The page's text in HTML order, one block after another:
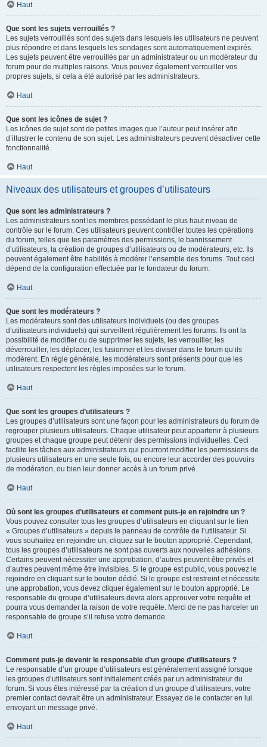
Haut
Que sont les sujets verrouillés ?
Les sujets verrouillés sont des sujets dans lesquels les utilisateurs ne peuvent
plus répondre et dans lesquels les sondages sont automatiquement expirés.
Les sujets peuvent être verrouillés par un administrateur ou un modérateur du
forum pour de multiples raisons. Vous pouvez également verrouiller vos
propres sujets, si cela a été autorisé par les administrateurs.
Haut
Que sont les icônes de sujet ?
Les icônes de sujet sont de petites images que l’auteur peut insérer afin
d’illustrer le contenu de son sujet. Les administrateurs peuvent désactiver cette
fonctionnalité.
Haut
Niveaux des utilisateurs et groupes d’utilisateurs
Que sont les administrateurs ?
Les administrateurs sont les membres possédant le plus haut niveau de
contrôle sur le forum. Ces utilisateurs peuvent contrôler toutes les opérations
du forum, telles que les paramètres des permissions, le bannissement
d’utilisateurs, la création de groupes d’utilisateurs ou de modérateurs, etc. Ils
peuvent également être habilités à modérer l’ensemble des forums. Tout ceci
dépend de la configuration effectuée par le fondateur du forum.
Haut
Que sont les modérateurs ?
Les modérateurs sont des utilisateurs individuels (ou des groupes
d’utilisateurs individuels) qui surveillent régulièrement les forums. Ils ont la
possibilité de modifier ou de supprimer les sujets, les verrouiller, les
déverrouiller, les déplacer, les fusionner et les diviser dans le forum qu’ils
modèrent. En règle générale, les modérateurs sont présents pour que les
utilisateurs respectent les règles imposées sur le forum.
Haut
Que sont les groupes d’utilisateurs ?
Les groupes d’utilisateurs sont une façon pour les administrateurs du forum de
regrouper plusieurs utilisateurs. Chaque utilisateur peut appartenir à plusieurs
groupes et chaque groupe peut détenir des permissions individuelles. Ceci
facilite les tâches aux administrateurs qui pourront modifier les permissions de
plusieurs utilisateurs en une seule fois, ou encore leur accorder des pouvoirs
de modération, ou bien leur donner accès à un forum privé.
Haut
Où sont les groupes d’utilisateurs et comment puis-je en rejoindre un ?
Vous pouvez consulter tous les groupes d’utilisateurs en cliquant sur le lien
« Groupes d’utilisateurs » depuis le panneau de contrôle de l’utilisateur. Si
vous souhaitez en rejoindre un, cliquez sur le bouton approprié. Cependant,
tous les groupes d’utilisateurs ne sont pas ouverts aux nouvelles adhésions.
Certains peuvent nécessiter une approbation, d’autres peuvent être privés et
d’autres peuvent même être invisibles. Si le groupe est public, vous pouvez le
rejoindre en cliquant sur le bouton dédié. Si le groupe est restreint et nécessite
une approbation, vous devez cliquer également sur le bouton approprié. Le
responsable du groupe d’utilisateurs devra alors approuver votre requête et
pourra vous demander la raison de votre requête. Merci de ne pas harceler un
responsable de groupe s’il refuse votre demande.
Haut
Comment puis-je devenir le responsable d’un groupe d’utilisateurs ?
Le responsable d’un groupe d’utilisateurs est généralement assigné lorsque
les groupes d’utilisateurs sont initialement créés par un administrateur du
forum. Si vous êtes intéressé par la création d’un groupe d’utilisateurs, votre
premier contact devrait être un administrateur. Essayez de le contacter en lui
envoyant un message privé.
Haut